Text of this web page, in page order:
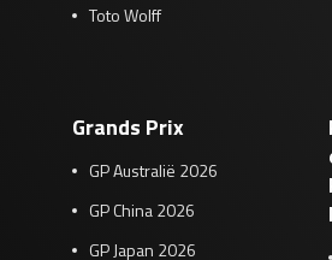
Toto Wolff
Grands Prix
GP Australië 2026
GP China 2026
GP Japan 2026